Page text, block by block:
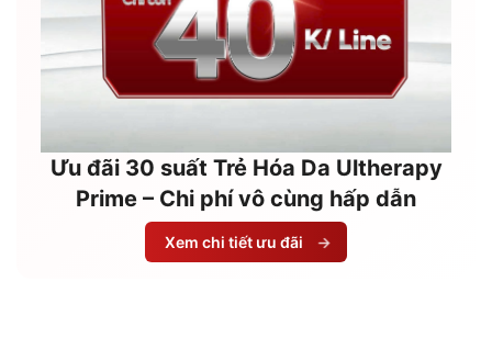
Ưu đãi 30 suất Trẻ Hóa Da Ultherapy
Prime – Chi phí vô cùng hấp dẫn
Xem chi tiết ưu đãi →